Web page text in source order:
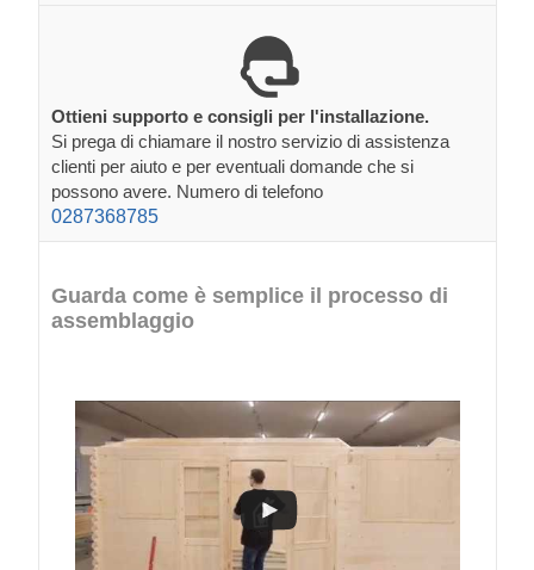
Ottieni supporto e consigli per l'installazione.
Si prega di chiamare il nostro servizio di assistenza
clienti per aiuto e per eventuali domande che si
possono avere. Numero di telefono
0287368785
Guarda come è semplice il processo di
assemblaggio